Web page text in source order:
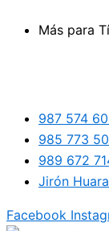
Más para Tí
987 574
985 773
989 672
Jirón
Facebook